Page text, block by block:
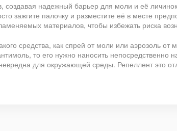
создавая надежный барьер для моли и её
зажгите палочку и разместите её в месте
материалов, чтобы избежать риска
средства, как спрей от моли или аэрозоль
то его нужно наносить
для окружающей среды. Репеллент это